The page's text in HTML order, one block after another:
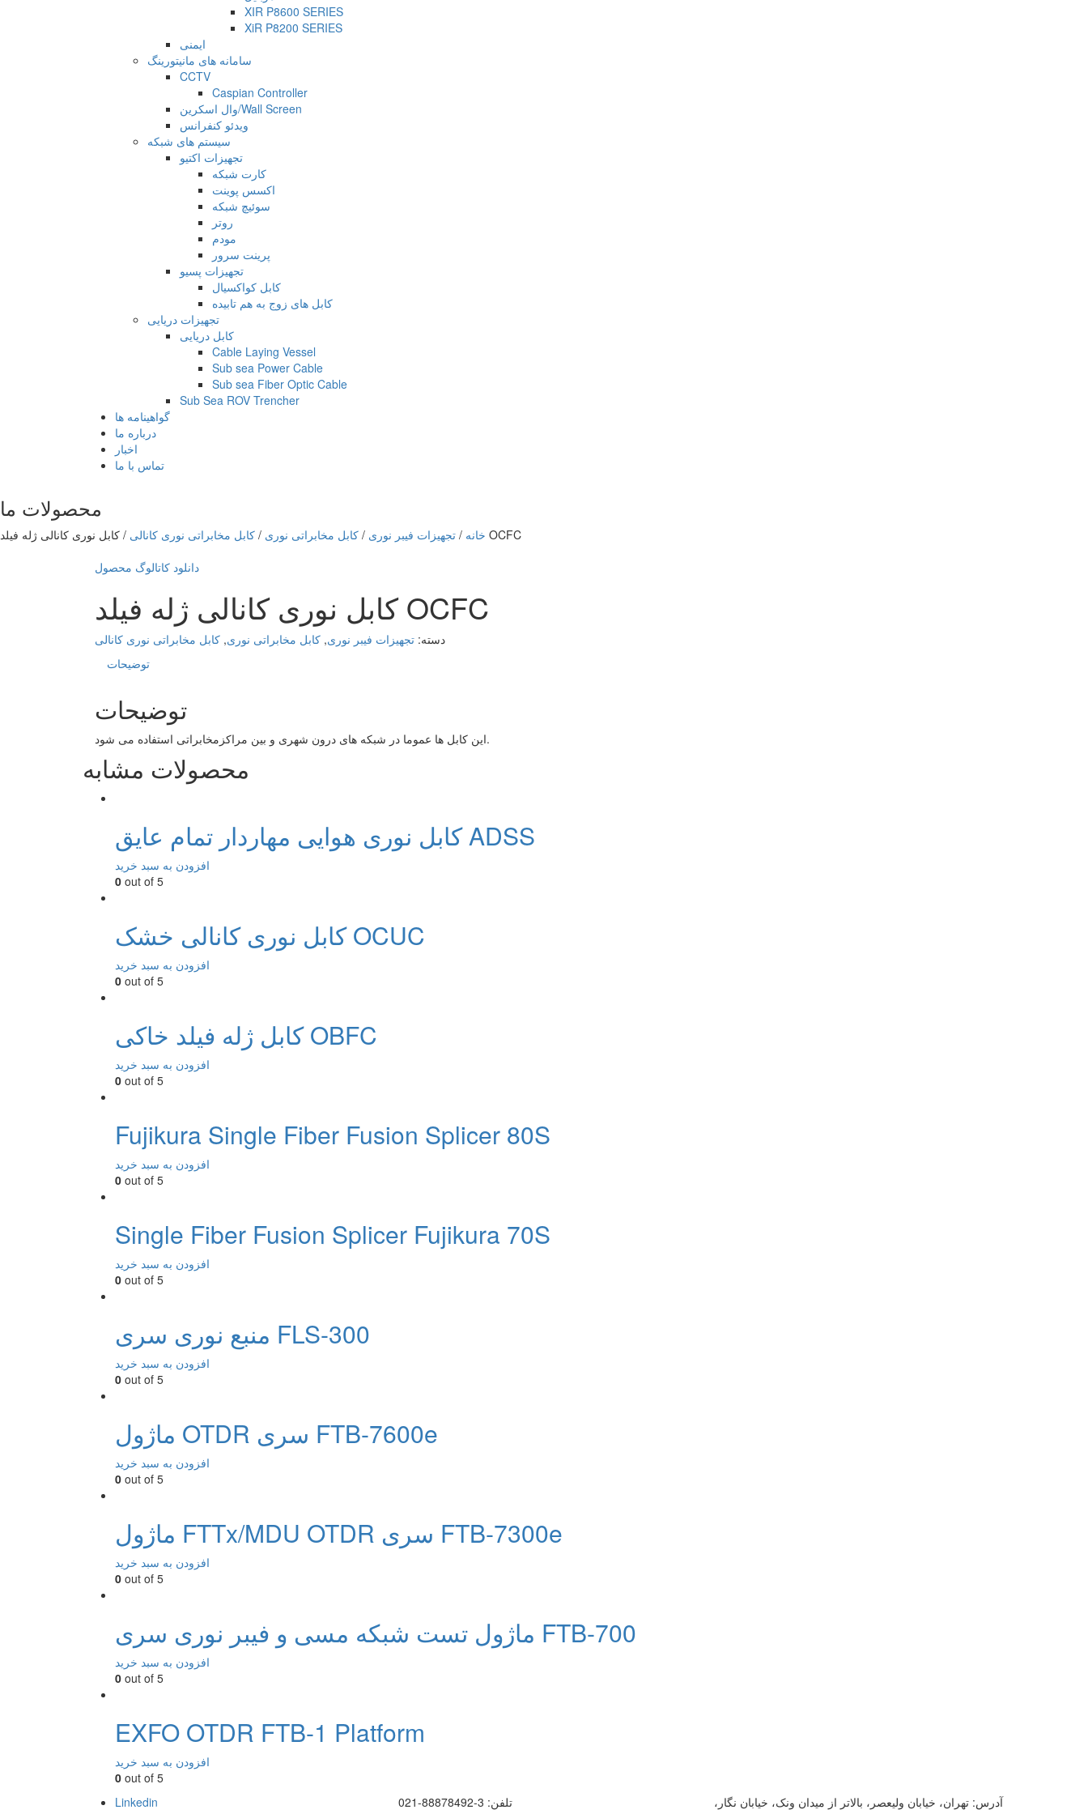
XIR P8600 SERIES
XiR P8200 SERIES
ایمنی
سامانه های مانیتورینگ
CCTV
Caspian Controller
وال اسکرین/Wall Screen
ویدئو کنفرانس
سیستم های شبکه
تجهیزات اکتیو
کارت شبکه
اکسس پوینت
سوئیچ شبکه
روتر
مودم
پرینت سرور
تجهیزات پسیو
کابل کواکسیال
کابل های زوج به هم تابیده
تجهیزات دریایی
کابل دریایی
Cable Laying Vessel
Sub sea Power Cable
Sub sea Fiber Optic Cable
Sub Sea ROV Trencher
گواهینامه ها
درباره ما
اخبار
تماس با ما
محصولات ما
خانه / تجهیزات فیبر نوری / کابل مخابراتی نوری / کابل مخابراتی نوری کانالی /
کابل نوری کانالی ژله فیلد OCFC
دانلود کاتالوگ محصول
کابل نوری کانالی ژله فیلد OCFC
دسته: تجهیزات فیبر نوری, کابل مخابراتی نوری, کابل مخابراتی نوری کانالی
توضیحات
توضیحات
این کابل ها عموما در شبکه های درون شهری و بین مراکزمخابراتی استفاده می شود.
محصولات مشابه
کابل نوری هوایی مهاردار تمام عایق ADSS
افزودن به سبد خرید
0 out of 5
کابل نوری کانالی خشک OCUC
افزودن به سبد خرید
0 out of 5
کابل ژله فیلد خاکی OBFC
افزودن به سبد خرید
0 out of 5
Fujikura Single Fiber Fusion Splicer 80S
افزودن به سبد خرید
0 out of 5
Single Fiber Fusion Splicer Fujikura 70S
افزودن به سبد خرید
0 out of 5
منبع نوری سری FLS-300
افزودن به سبد خرید
0 out of 5
ماژول OTDR سری FTB-7600e
افزودن به سبد خرید
0 out of 5
ماژول FTTx/MDU OTDR سری FTB-7300e
افزودن به سبد خرید
0 out of 5
ماژول تست شبکه مسی و فیبر نوری سری FTB-700
افزودن به سبد خرید
0 out of 5
EXFO OTDR FTB-1 Platform
افزودن به سبد خرید
0 out of 5
آدرس: تهران، خیابان ولیعصر، بالاتر از میدان ونک، خیابان نگار،
تلفن: 3-88878492-021
Linkedin